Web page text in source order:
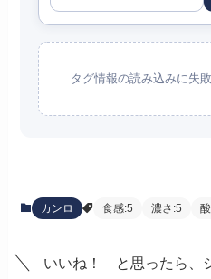
タグ情報の読み込みに失
カンロ 食感:5 濃さ:5
いいね！ と思ったら、